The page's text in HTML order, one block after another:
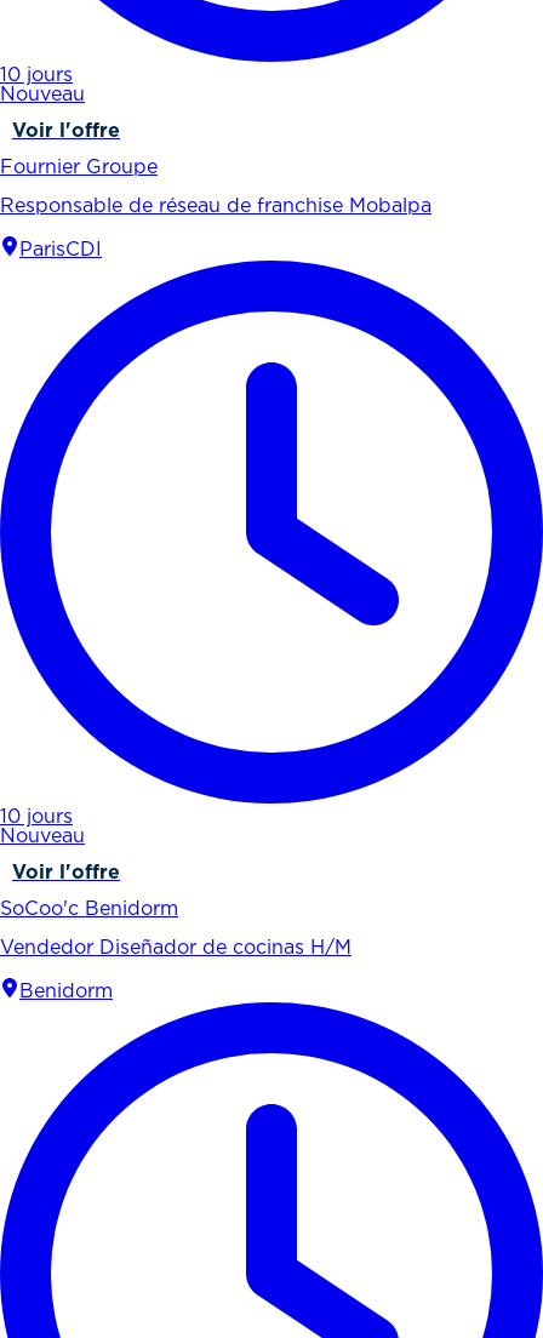
10 jours
Nouveau
Voir l'offre
Fournier Groupe
Responsable de réseau de franchise Mobalpa
ParisCDI
10 jours
Nouveau
Voir l'offre
SoCoo'c Benidorm
Vendedor Diseñador de cocinas H/M
Benidorm